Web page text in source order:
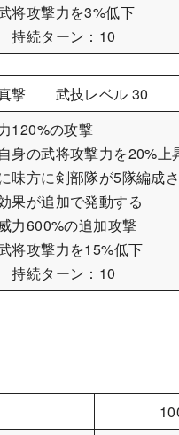
将攻撃力を3%低下
持続ターン：10
真撃 武技レベル 30
120%の攻撃
身の武将攻撃力を20%上
味方に剣部隊が5隊編成
果が追加で発動する
力600%の追加攻撃
将攻撃力を15%低下
持続ターン：10